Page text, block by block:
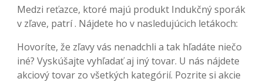
Medzi reťazce, ktoré majú produkt Indukčný sporák
v zľave, patrí . Nájdete ho v nasledujúcich letákoch:
Hovoríte, že zľavy vás nenadchli a tak hľadáte niečo
iné? Vyskúšajte vyhľadať aj iný tovar. U nás nájdete
akciový tovar zo všetkých kategórií. Pozrite si akcie